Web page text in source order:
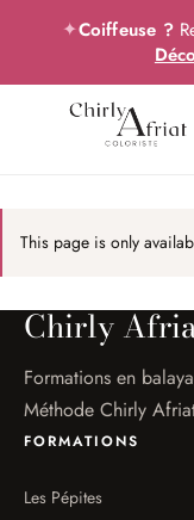
✦Coiffeuse ?
This page is only
Chirly
Formations en
Méthode Chirly
FORMATIONS
Les Pépites